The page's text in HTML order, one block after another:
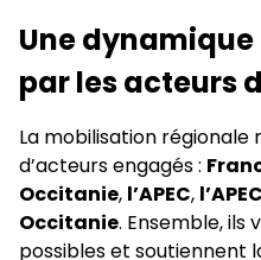
Une
par les acteurs
La mobilisation régionale
d’acteurs engagés :
Occitanie, l’APEC,
Occitanie. Ensemble, ils
possibles et soutiennent